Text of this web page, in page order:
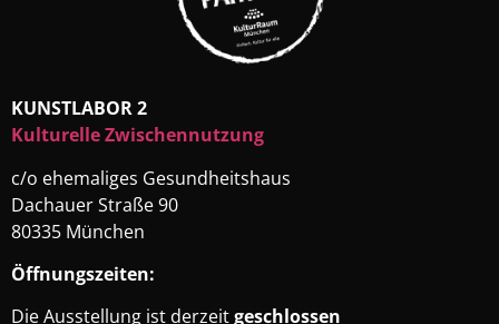
KUNSTLABOR 2
Kulturelle Zwischennutzung
c/o ehemaliges Gesundheitshaus
Dachauer Straße 90
80335 München
Öffnungszeiten:
Die Ausstellung ist derzeitgeschlossen